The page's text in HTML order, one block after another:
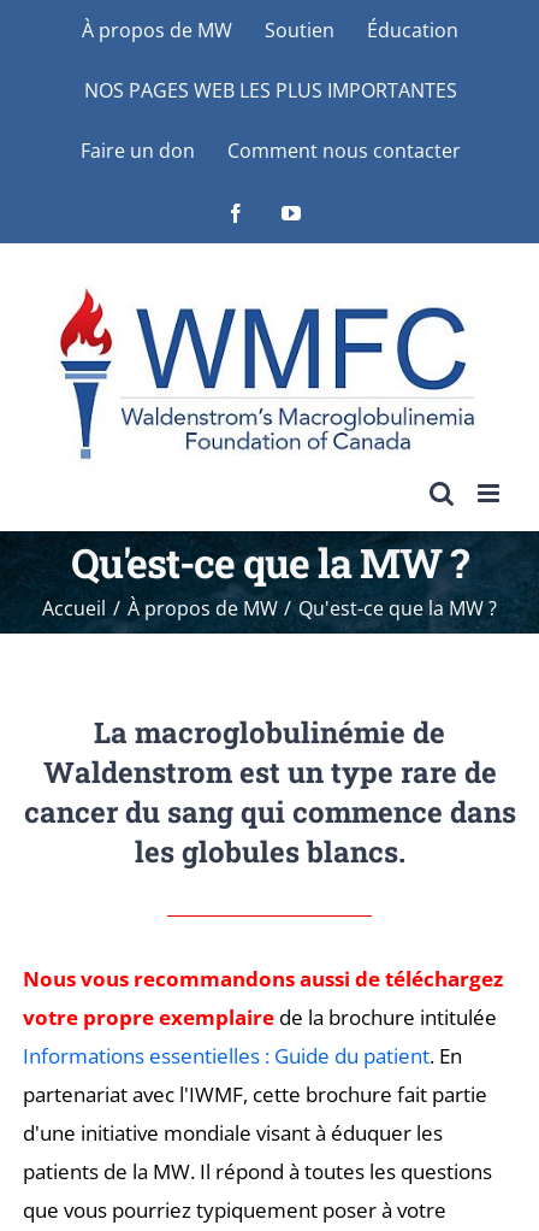
À propos de MW Soutien Éducation
NOS PAGES WEB LES PLUS IMPORTANTES
Faire un don Comment nous contacter
FacebookYouTube
Qu'est-ce que la MW ?
Accueil À propos de MW Qu'est-ce que la MW ?
La macroglobulinémie de
Waldenstrom est un type rare de
cancer du sang qui commence dans
les globules blancs.
Nous vous recommandons aussi de téléchargez
votre propre exemplaire de la brochure intitulée
Informations essentielles : Guide du patient. En
partenariat avec l'IWMF, cette brochure fait partie
d'une initiative mondiale visant à éduquer les
patients de la MW. Il répond à toutes les questions
que vous pourriez typiquement poser à votre